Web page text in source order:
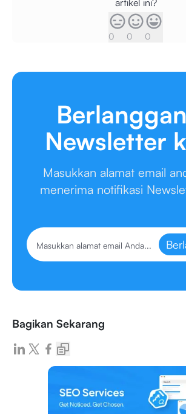
0 0 0
Newsletter
Masukkan alamat email
menerima notifikasi
Bagikan Sekarang